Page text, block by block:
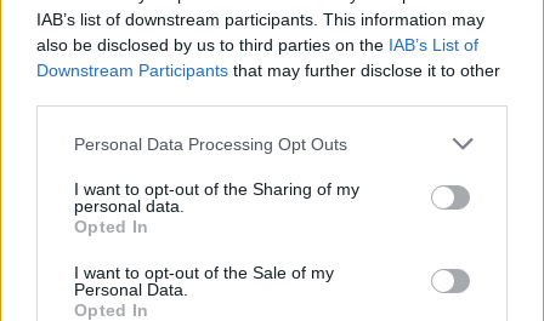
IAB’s list of downstream participants. This information may
also be disclosed by us to third parties on the IAB’s List of
Downstream Participants that may further disclose it to other
Please note that this website/app uses one or more Google
not limited to your visit or usage behaviour. You may click to
grant or deny consent to Google and its third-party tags to
use your data for below specified purposes in below Google
consent section.
Personal Data Processing Opt Outs
I want to opt-out of the Sharing of my
personal data.
Opted In
I want to opt-out of the Sale of my
Personal Data.
Opted In
Felhasználónév
Jelszó
Elfelejtette jelszavát?
Bejelentkezés
faiskola.hu
Kertészeti, kerti termékek és szolgáltatások térképes